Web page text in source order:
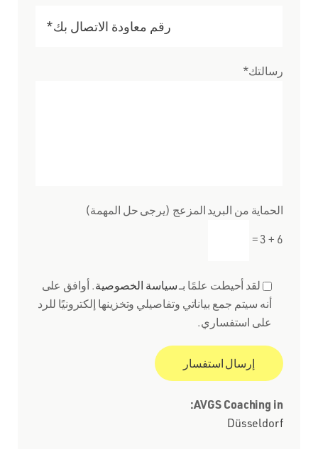
رسالتك*
الحماية من البريد المزعج (يرجى حل المهمة)
6 + 3 =
لقد أحيطت علمًا بـسياسة الخصوصية. أوافق على
أنه سيتم جمع بياناتي وتفاصيلي وتخزينها إلكترونيًا للرد
على استفساري.
AVGS Coaching in:
Düsseldorf